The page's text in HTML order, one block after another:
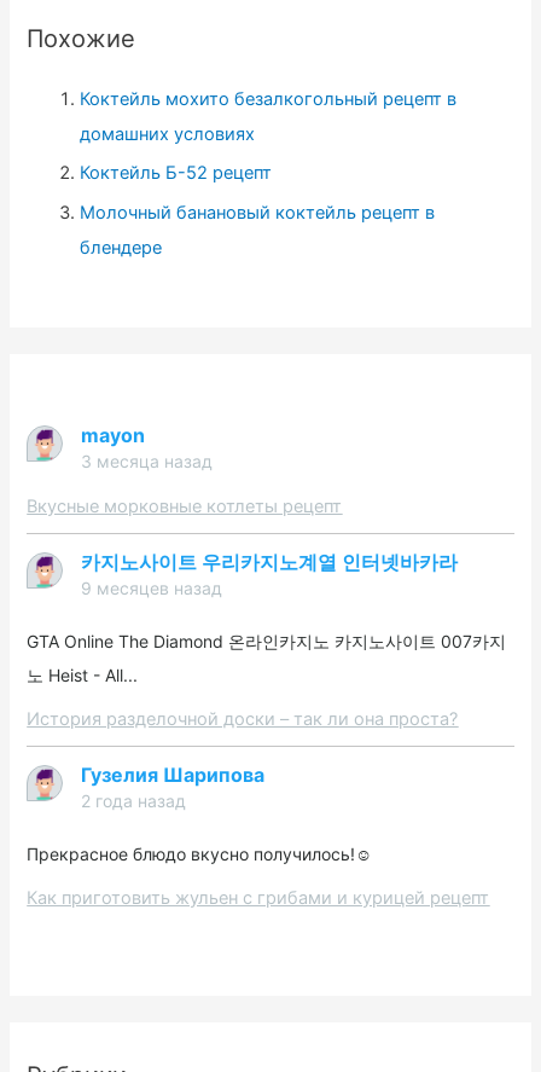
:Похожие
Коктейль мохито безалкогольный рецепт в
домашних условиях
Коктейль Б-52 рецепт
Молочный банановый коктейль рецепт в
блендере
mayon
3 месяца назад
Вкусные морковные котлеты рецепт
카지노사이트 우리카지노계열 인터넷바카라
9 месяцев назад
GTA Online The Diamond 온라인카지노 카지노사이트 007카지
노 Heist - All...
История разделочной доски – так ли она проста?
Гузелия Шарипова
2 года назад
Прекрасное блюдо вкусно получилось!☺️
Как приготовить жульен с грибами и курицей рецепт